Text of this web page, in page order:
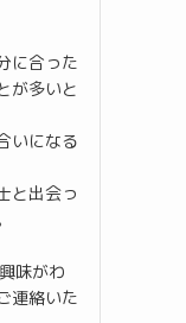
に合った
が多いと
いになる
と出会っ
味がわ
連絡いた